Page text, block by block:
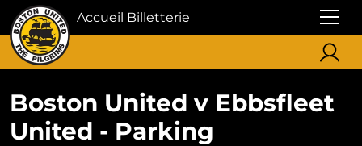
Accueil Billetterie
Boston United v Ebbsfleet
United - Parking